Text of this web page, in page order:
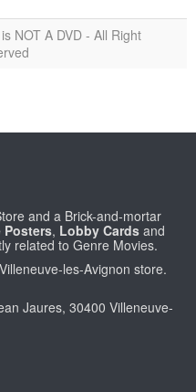
NOT A DVD - All Right
and a Brick-and-mortar
Posters, Lobby Cards and
related to Genre Movies.
les-Avignon store.
Jaures, 30400 Villeneuve-